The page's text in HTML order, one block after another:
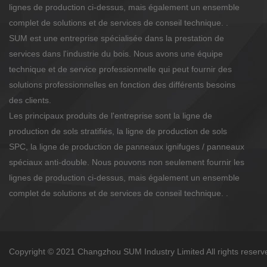
lignes de production ci-dessus, mais également un ensemble
complet de solutions et de services de conseil technique. .
SUM est une entreprise spécialisée dans la prestation de
services dans l'industrie du bois. Nous avons une équipe
technique et de service professionnelle qui peut fournir des
solutions professionnelles en fonction des différents besoins
des clients.
Les principaux produits de l'entreprise sont la ligne de
production de sols stratifiés, la ligne de production de sols
SPC, la ligne de production de panneaux ignifuges / panneaux
spéciaux anti-double. Nous pouvons non seulement fournir les
lignes de production ci-dessus, mais également un ensemble
complet de solutions et de services de conseil technique. .
Copyright © 2021 Changzhou SUM Industry Limited All rights